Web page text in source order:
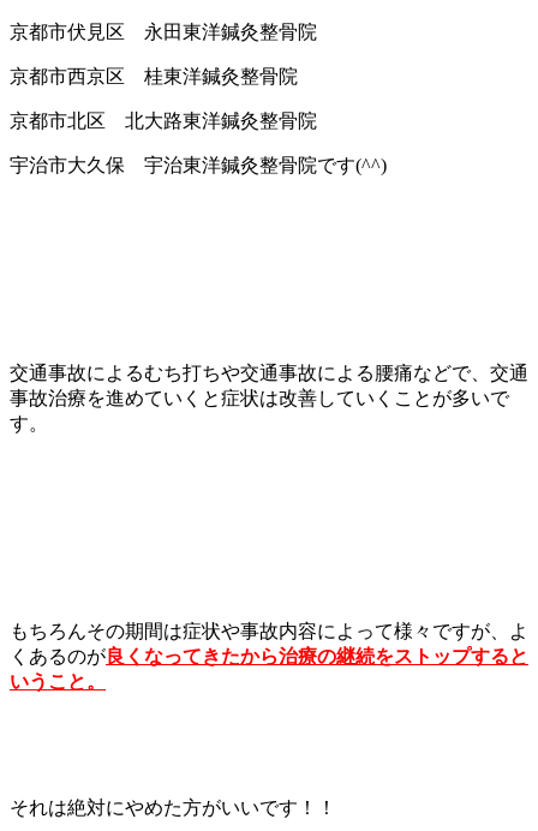
京都市伏見区 永田東洋鍼灸整骨院
京都市西京区 桂東洋鍼灸整骨院
京都市北区 北大路東洋鍼灸整骨院
宇治市大久保 宇治東洋鍼灸整骨院です(^^)
交通事故によるむち打ちや交通事故による腰痛などで、交通
事故治療を進めていくと症状は改善していくことが多いで
す。
もちろんその期間は症状や事故内容によって様々ですが、よ
くあるのが 良くなってきたから治療の継続をストップすると
いうこと。
それは絶対にやめた方がいいです！！